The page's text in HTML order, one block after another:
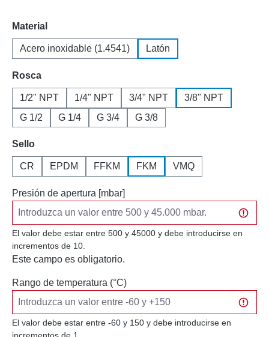
Seleccione
Material
Acero inoxidable (1.4541) Latón
Seleccione
Rosca
1/2" NPT 1/4" NPT 3/4" NPT
3/8" NPT
G 1/2
G 1/4 G 3/4 G 3/8
Seleccione
Sello
CR EPDM FFKM FKM VMQ
Presión de apertura [mbar]
El valor debe estar entre 500 y 45000 y debe introducirse en
incrementos de 10.
Este campo es obligatorio.
Rango de temperatura (°C)
El valor debe estar entre -60 y 150 y debe introducirse en
incrementos de 1.